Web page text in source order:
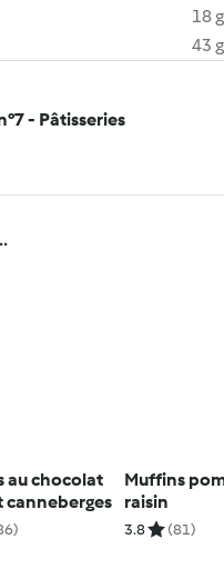
18 g
43 g
- Pâtisseries
au chocolat
canneberges
Muffins
raisin
3.8 (81)